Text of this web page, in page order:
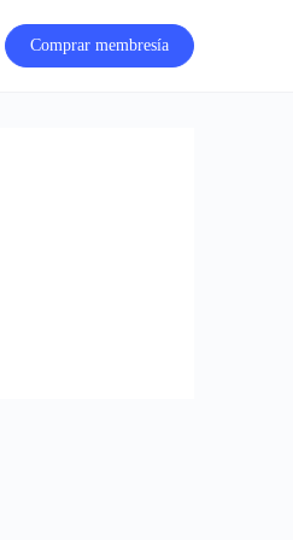
Comprar membresía